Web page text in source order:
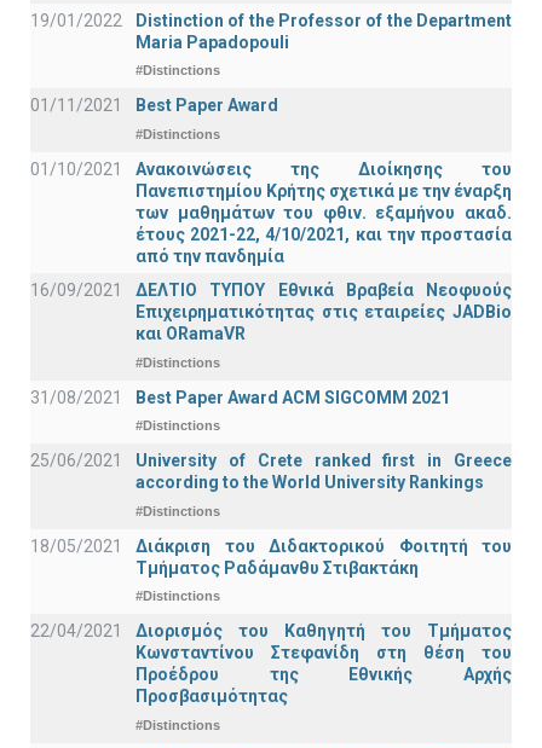
19/01/2022
Distinction of the Professor of the Department
Maria Papadopouli
#Distinctions
01/11/2021 Best Paper Award
#Distinctions
01/10/2021
Ανακοινώσεις της Διοίκησης του
Πανεπιστημίου Κρήτης σχετικά με την έναρξη
των μαθημάτων του φθιν. εξαμήνου ακαδ.
έτους 2021-22, 4/10/2021, και την προστασία
από την πανδημία
16/09/2021
ΔΕΛΤΙΟ ΤΥΠΟΥ Εθνικά Βραβεία Νεοφυούς
Επιχειρηματικότητας στις εταιρείες JADBio
και ORamaVR
#Distinctions
31/08/2021 Best Paper Award ACM SIGCOMM 2021
#Distinctions
25/06/2021
University of Crete ranked first in Greece
according to the World University Rankings
#Distinctions
18/05/2021
Διάκριση του Διδακτορικού Φοιτητή του
Τμήματος Ραδάμανθυ Στιβακτάκη
#Distinctions
22/04/2021
Διορισμός του Καθηγητή του Τμήματος
Κωνσταντίνου Στεφανίδη στη θέση του
Προέδρου της Εθνικής Αρχής
Προσβασιμότητας
#Distinctions